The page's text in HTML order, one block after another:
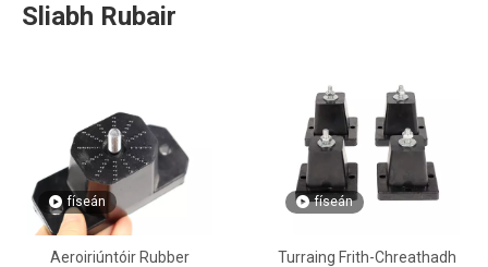
Sliabh Rubair
físeán
Aeroiriúntóir Rubber
físeán
Turraing Frith-Chreathadh